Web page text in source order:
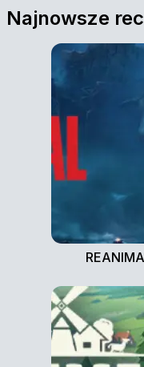
Najnowsze